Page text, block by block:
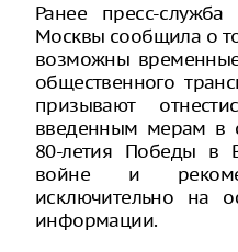
Ранее пресс-
Москвы сообщила о
возможны
общественного
призывают
введенным мерам в
80-летия Победы в
войне и
исключительно на
информации.